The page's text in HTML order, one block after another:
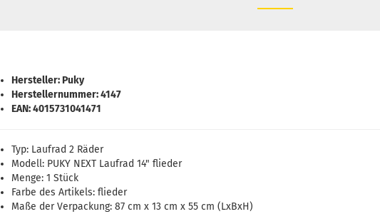
Hersteller: Puky
Herstellernummer: 4147
EAN: 4015731041471
Typ: Laufrad 2 Räder
Modell: PUKY NEXT Laufrad 14" flieder
Menge: 1 Stück
Farbe des Artikels: flieder
Maße der Verpackung: 87 cm x 13 cm x 55 cm (LxBxH)